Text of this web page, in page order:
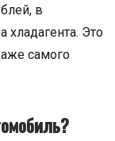
в
хладагента. Это
самого